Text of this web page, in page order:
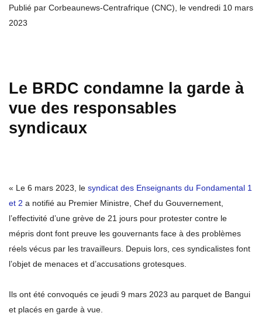
Publié par Corbeaunews-Centrafrique (CNC), le vendredi 10 mars
2023
Le BRDC condamne la garde à
vue des responsables
syndicaux
« Le 6 mars 2023, le syndicat des Enseignants du Fondamental 1
et 2 a notifié au Premier Ministre, Chef du Gouvernement,
l’effectivité d’une grève de 21 jours pour protester contre le
mépris dont font preuve les gouvernants face à des problèmes
réels vécus par les travailleurs. Depuis lors, ces syndicalistes font
l’objet de menaces et d’accusations grotesques.
Ils ont été convoqués ce jeudi 9 mars 2023 au parquet de Bangui
et placés en garde à vue.